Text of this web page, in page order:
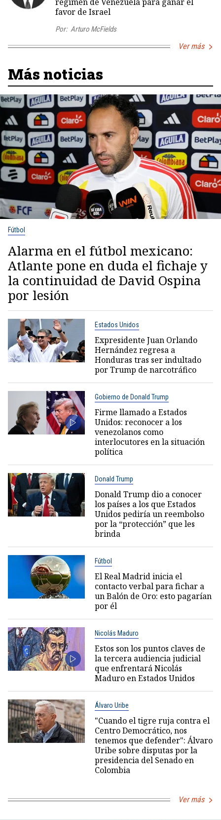
favor de Israel
Por: Arturo McFields
Ver más
Más noticias
Fútbol
Alarma en el fútbol mexicano:
Atlante pone en duda el fichaje y
la continuidad de David Ospina
por lesión
Estados Unidos
Expresidente Juan Orlando
Hernández regresa a
Honduras tras ser indultado
por Trump de narcotráfico
Gobierno de Donald Trump
Firme llamado a Estados
Unidos: reconocer a los
venezolanos como
interlocutores en la situación
política
Donald Trump
Donald Trump dio a conocer
los países a los que Estados
Unidos pediría un reembolso
por la “protección” que les
brinda
Fútbol
El Real Madrid inicia el
contacto verbal para fichar a
un Balón de Oro: esto pagarían
por él
Nicolás Maduro
Estos son los puntos claves de
la tercera audiencia judicial
que enfrentará Nicolás
Maduro en Estados Unidos
Álvaro Uribe
"Cuando el tigre ruja contra el
Centro Democrático, nos
tenemos que defender": Álvaro
Uribe sobre disputas por la
presidencia del Senado en
Colombia
Ver más